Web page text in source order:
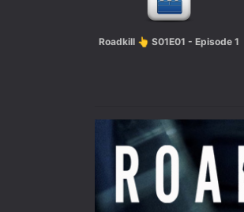
Roadkill 👆 S01E01 - Episode 1